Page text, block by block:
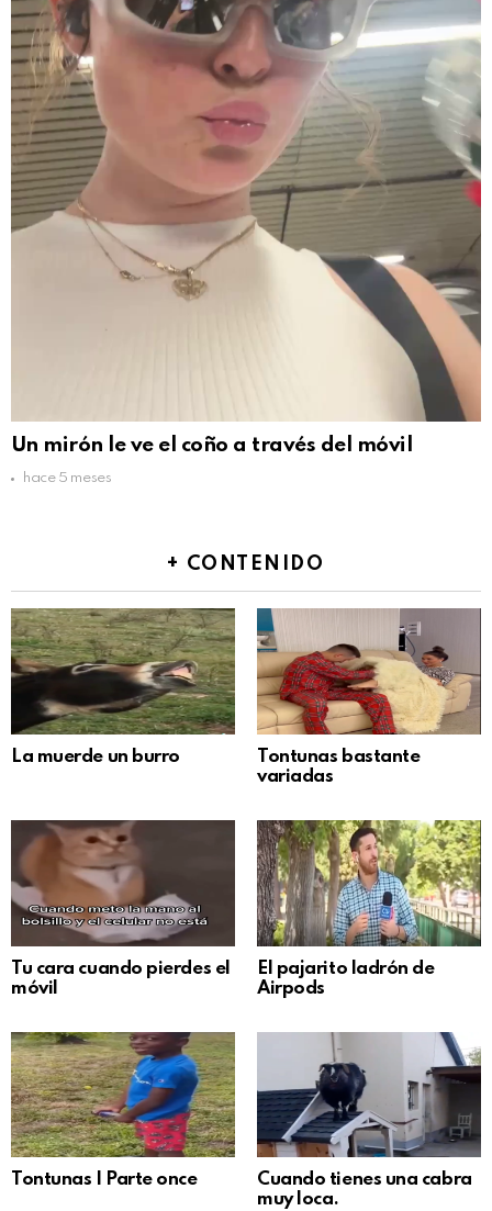
Un mirón le ve el coño a través del móvil
hace 5 meses
+ CONTENIDO
La muerde un burro
Tontunas bastante
variadas
Tu cara cuando pierdes el
móvil
El pajarito ladrón de
Airpods
Tontunas | Parte once
Cuando tienes una cabra
muy loca.